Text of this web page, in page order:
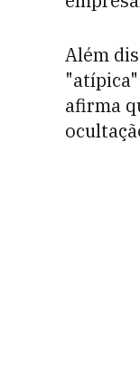
Além
afirma